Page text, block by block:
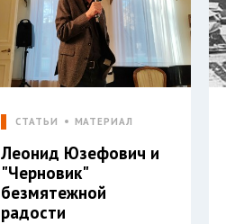
СТАТЬИ МАТЕРИАЛ
Леонид Юзефович и
"Черновик"
безмятежной
радости